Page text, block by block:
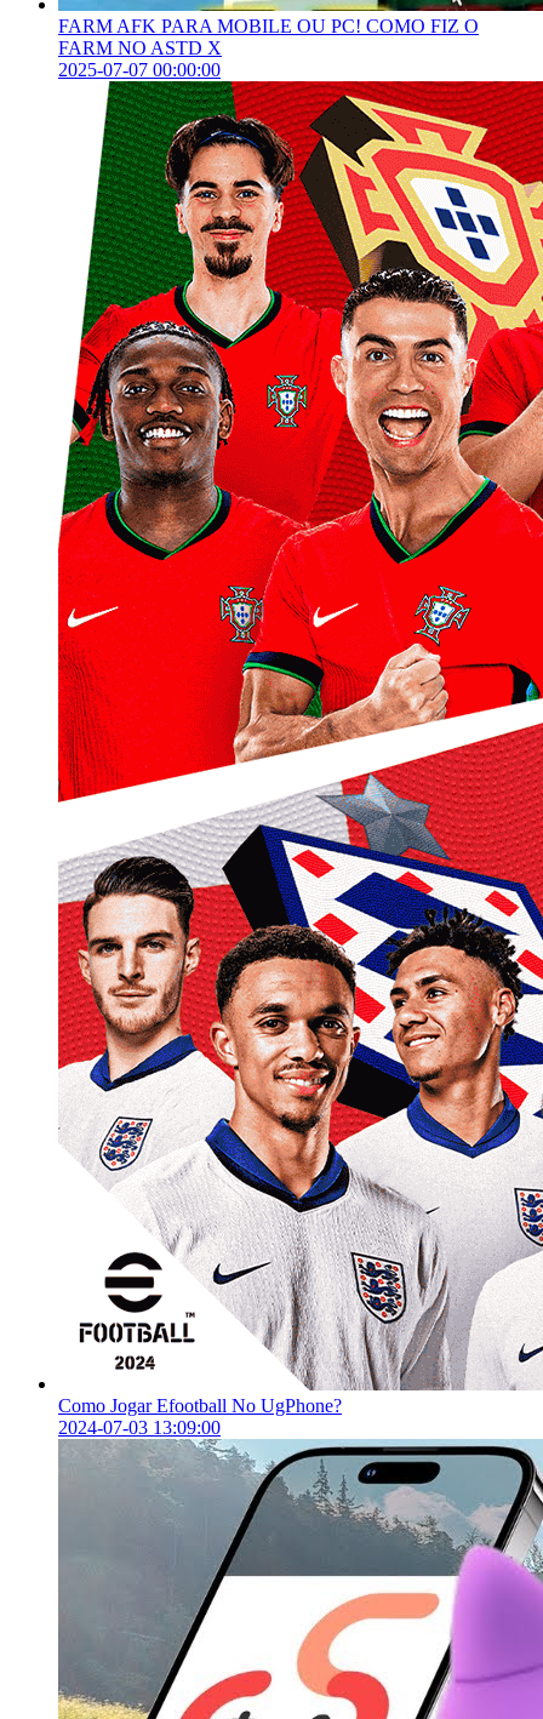
FARM AFK PARA MOBILE OU PC! COMO FIZ O
FARM NO ASTD X
2025-07-07 00:00:00
Como Jogar Efootball No UgPhone?
2024-07-03 13:09:00